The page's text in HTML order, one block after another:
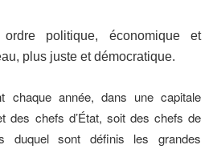
politique, économique et
plus juste et démocratique.
chaque année, dans une capitale
des chefs d’État, soit des chefs de
duquel sont définis les grandes